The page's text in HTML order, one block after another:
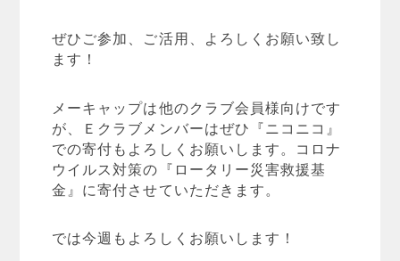
ぜひご参加、ご活用、よろしくお願い致し
ます！
メーキャップは他のクラブ会員様向けです
が、Ｅクラブメンバーはぜひ『ニコニコ』
での寄付もよろしくお願いします。コロナ
ウイルス対策の『ロータリー災害救援基
金』に寄付させていただきます。
では今週もよろしくお願いします！